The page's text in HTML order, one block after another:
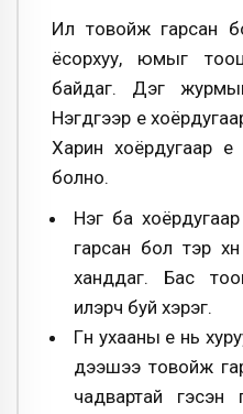
Илүү товойж гарсан
ёсорхуу, юмыг
байдаг. Дэг
Нэгдүгээр үе
Харин хоёрдугаар үе
болно.
Нэг ба
гарсан бол тэр
ханддаг. Бас
илэрч буй хэрэг.
Гүн ухааны үе нь
дээшээ товойж
чадвартай гэсэн